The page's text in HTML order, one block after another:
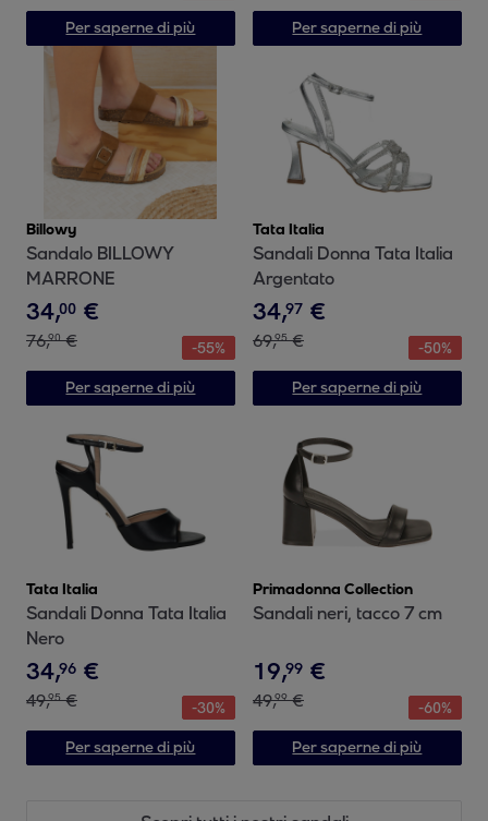
Per saperne di più Per saperne di più
Billowy
Sandalo BILLOWY
MARRONE
34,00 €
76,90 € -55%
Per saperne di più
Tata Italia
Sandali Donna Tata Italia
Argentato
34,97 €
69,95 € -50%
Per saperne di più
Tata Italia
Sandali Donna Tata Italia
Nero
34,96 €
49,95 € -30%
Per saperne di più
Primadonna Collection
Sandali neri, tacco 7 cm
19,99 €
49,99 € -60%
Per saperne di più